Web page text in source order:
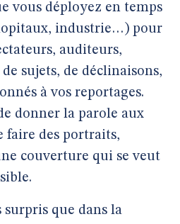
vous déployez en temps
industrie…) pour
auditeurs,
sujets, de déclinaisons,
à vos reportages.
donner la parole aux
faire des portraits,
couverture qui se veut
que dans la